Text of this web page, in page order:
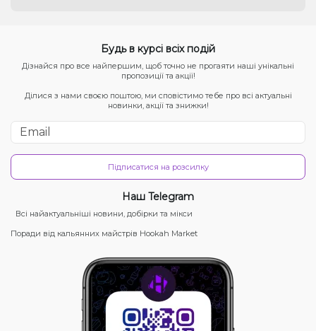
Будь в курсі всіх подій
Дізнайся про все найпершим, щоб точно не прогаяти наші унікальні
пропозиції та акції!
Ділися з нами своєю поштою, ми сповістимо тебе про всі актуальні
новинки, акції та знижки!
Підписатися на розсилку
Наш Telegram
Всі найактуальніші новини, добірки та мікси
Поради від кальянних майстрів Hookah Market